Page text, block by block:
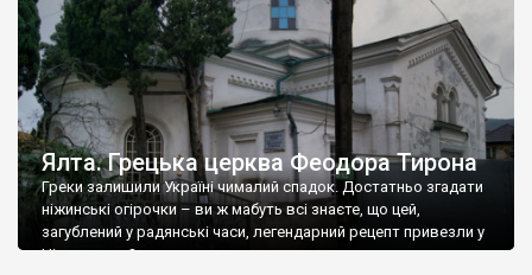
Ялта. Грецька церква Феодора Тирона
Греки залишили Україні чималий спадок. Достатньо згадати
ніжинські огірочки – ви ж мабуть всі знаєте, що цей,
загублений у радянські часи, легендарний рецепт привезли у
Ніжин греки?